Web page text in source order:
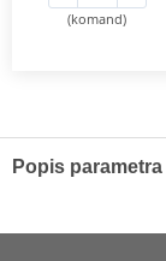
(komand)
Popis parametra